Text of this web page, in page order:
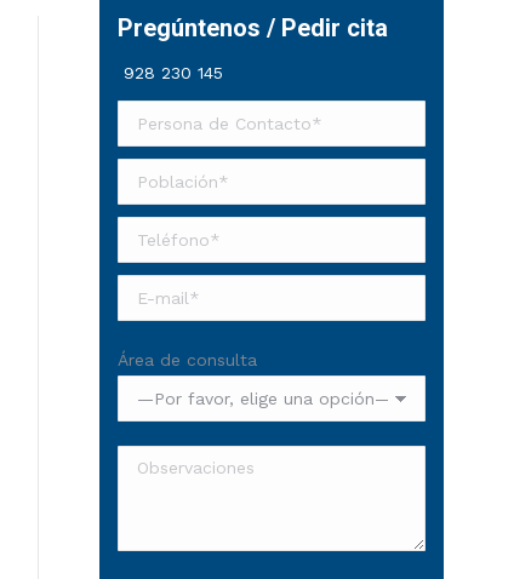
Pregúntenos / Pedir cita
928 230 145
Área de consulta